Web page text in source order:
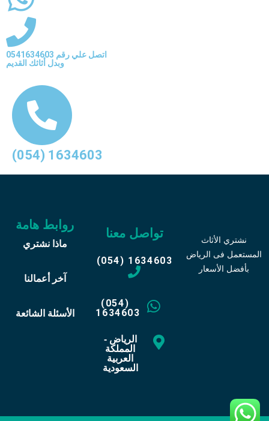
اتصل علي رقم 0541634603
وبدل أثاثك القديم
(054) 1634603
روابط هامة
ماذا نشتري
آخر أعمالنا
الأسئلة الشائعة
تواصل معنا
(054) 1634603
(054)
1634603
الرياض -
المملكة
العربية
السعودية
نشتري الأثاث
المستعمل فى الرياض
بأفضل الأسعار